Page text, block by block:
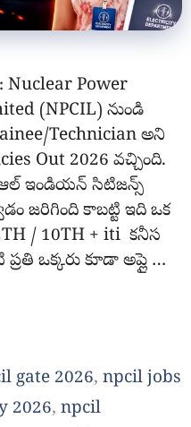
Nuclear Power
(NPCIL) నుండి
Technician అని
Out 2026 వచ్చింది.
ఇండియన్ సిటిజన్స్
జరిగింది కాబట్టి ఇది ఒక
/ 10TH + iti కనీస
ఒక్కరు కూడా అప్లై …
gate 2026,npcil jobs
2026, npcil